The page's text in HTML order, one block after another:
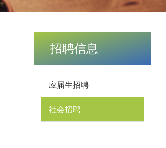
招聘信息
应届生招聘
社会招聘